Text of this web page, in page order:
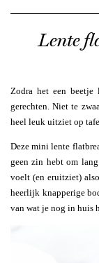
Lente
Zodra het een
gerechten. Niet te
heel leuk uitziet op
Deze mini lente
geen zin hebt om
voelt (en eruitziet)
heerlijk knapperige
van wat je nog in huis